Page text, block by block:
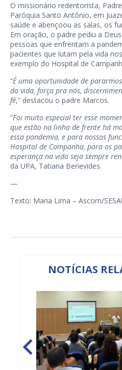
O missionário redentorista,
Paróquia Santo Antônio, em
saúde e abençoou as salas, os
Em oração, o padre pediu a
pessoas que enfrentam a
pacientes que lutam pela vida
exemplo do Hospital de
“É uma oportunidade de
da vida, força pra nós,
fé,” destacou o padre Marcos.
“Foi muito especial ter esse
que estão na linha de frente há
essa pandemia, e para nossos
Hospital de Campanha, para os
esperança na vida seja sempre
da UPA, Tatiana Benevides.
—
Texto: Maria Lima – Ascom/
NOTÍCIAS